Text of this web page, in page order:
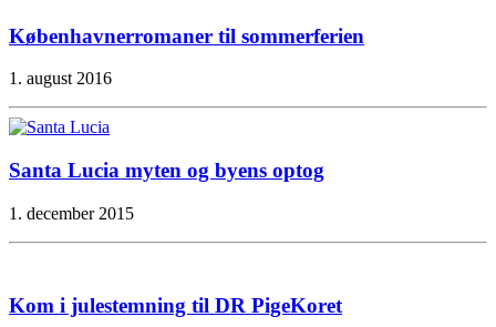
Københavnerromaner til sommerferien
1. august 2016
Santa Lucia myten og byens optog
1. december 2015
Kom i julestemning til DR PigeKoret